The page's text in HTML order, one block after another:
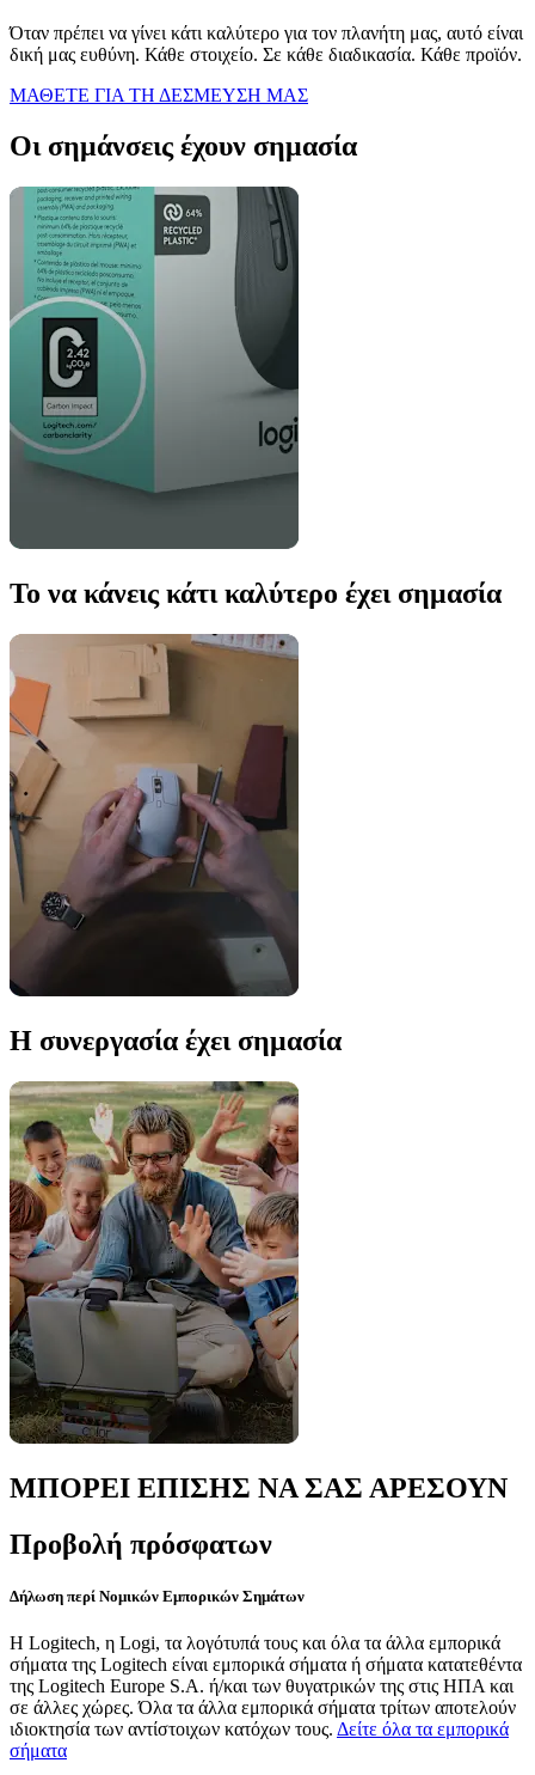
Όταν πρέπει να γίνει κάτι καλύτερο για τον πλανήτη μας, αυτό είναι
δική μας ευθύνη. Κάθε στοιχείο. Σε κάθε διαδικασία. Κάθε προϊόν.
ΜΑΘΕΤΕ ΓΙΑ ΤΗ ΔΕΣΜΕΥΣΗ ΜΑΣ
Οι σημάνσεις έχουν σημασία
Το να κάνεις κάτι καλύτερο έχει σημασία
Η συνεργασία έχει σημασία
ΜΠΟΡΕΙ ΕΠΙΣΗΣ ΝΑ ΣΑΣ ΑΡΕΣΟΥΝ
Προβολή πρόσφατων
Δήλωση περί Νομικών Εμπορικών Σημάτων
Η Logitech, η Logi, τα λογότυπά τους και όλα τα άλλα εμπορικά
σήματα της Logitech είναι εμπορικά σήματα ή σήματα κατατεθέντα
της Logitech Europe S.A. ή/και των θυγατρικών της στις ΗΠΑ και
σε άλλες χώρες. Όλα τα άλλα εμπορικά σήματα τρίτων αποτελούν
ιδιοκτησία των αντίστοιχων κατόχων τους. Δείτε όλα τα εμπορικά
σήματα